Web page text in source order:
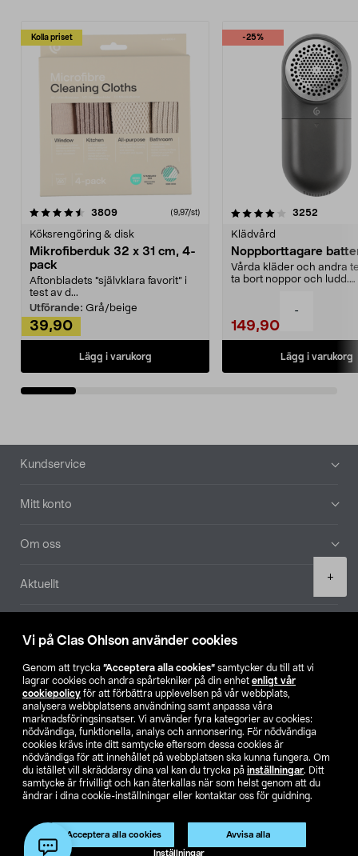
Vi på Clas Ohlson använder cookies
Genom att trycka ”Acceptera alla cookies” samtycker du till att vi
lagrar cookies och andra spårtekniker på din enhet enligt vår
cookiepolicy för att förbättra upplevelsen på vår webbplats,
analysera webbplatsens användning samt anpassa våra
marknadsföringsinsatser. Vi använder fyra kategorier av cookies:
nödvändiga, funktionella, analys och annonsering. För nödvändiga
cookies krävs inte ditt samtycke eftersom dessa cookies är
nödvändiga för att innehållet på webbplatsen ska kunna fungera. Om
du istället vill skräddarsy dina val kan du trycka på inställningar. Ditt
samtycke är frivilligt och kan återkallas när som helst genom att du
ändrar i dina cookie-inställningar eller kontaktar oss för guidning.
Acceptera alla cookies Avvisa alla
Inställningar
-
+
Kolla priset
3809recensioner (9,97/st)
Köksrengöring & disk
Mikrofiberduk 32 x 31 cm, 4-
pack
Aftonbladets "självklara favorit” i
test av d...
Utförande: Grå/beige
39,90
Lägg i varukorg
-25%
4.0av 5 stjärnor 3252
Klädvård
Noppborttagare
Vårda kläder och andra
ta bort noppor och ludd.
149,90
Lägg i varukorg
4.5av 5 stjärnor
Sidfot
Kundservice
Mitt konto
Om oss
Aktuellt
Hitta butik
SE NO FI
Ändra till priser exklusive moms